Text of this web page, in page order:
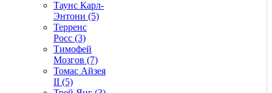
Таунс Карл-
Энтони (5)
Терренс
Росс (3)
Тимофей
Мозгов (7)
Томас Айзея
II (5)